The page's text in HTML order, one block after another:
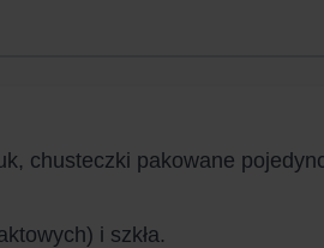
chusteczki pakowane
i szkła.